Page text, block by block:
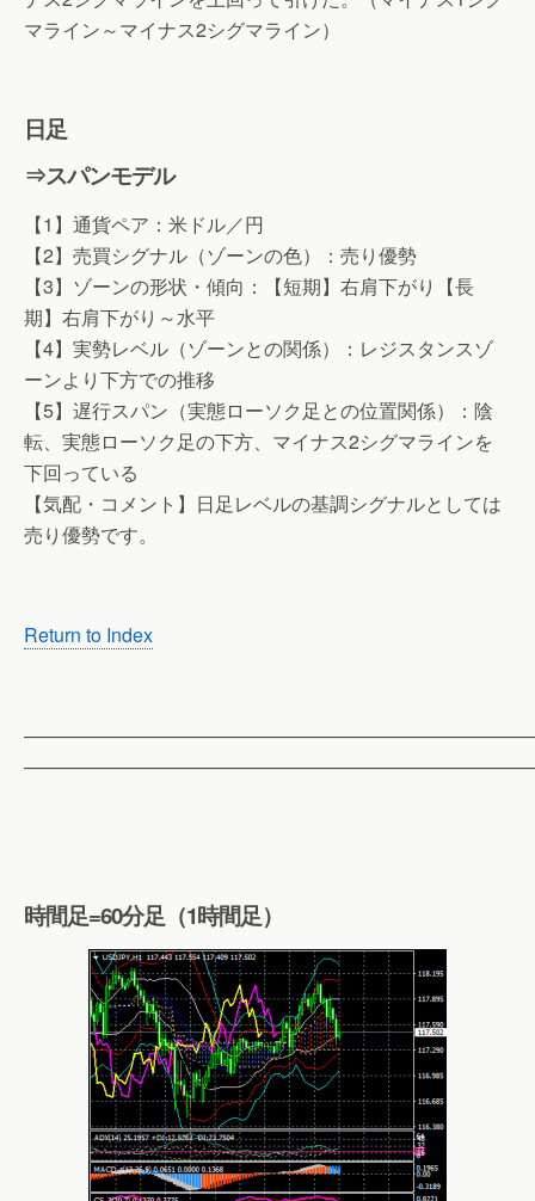
マライン～マイナス2シグマライン）
日足
⇒スパンモデル
【1】通貨ペア：米ドル／円
【2】売買シグナル（ゾーンの色）：売り優勢
【3】ゾーンの形状・傾向：【短期】右肩下がり【長
期】右肩下がり～水平
【4】実勢レベル（ゾーンとの関係）：レジスタンスゾ
ーンより下方での推移
【5】遅行スパン（実態ローソク足との位置関係）：陰
転、実態ローソク足の下方、マイナス2シグマラインを
下回っている
【気配・コメント】日足レベルの基調シグナルとしては
売り優勢です。
Return to Index
時間足=60分足（1時間足）